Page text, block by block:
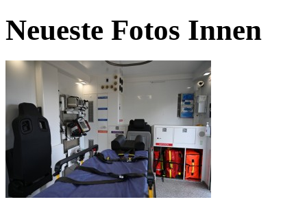
Neueste Fotos Innen